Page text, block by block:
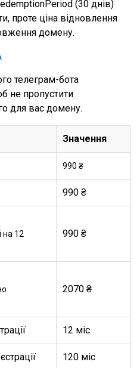
(30 днів)
проте ціна відновлення
домену.
телеграм-бота
не пропустити
для вас домену.
Значення
990 ₴
990 ₴
на 12
990 ₴
2070 ₴
12 міс
120 міс